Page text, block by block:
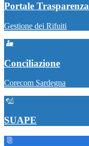
Portale Trasparenza
Gestione dei Rifuiti
Conciliazione
Corecom Sardegna
SUAPE